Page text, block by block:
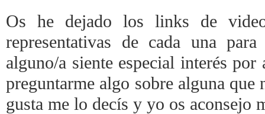
Os he dejado los links de
representativas de cada una
alguno/a siente especial interés
preguntarme algo sobre alguna
gusta me lo decís y yo os aconsejo